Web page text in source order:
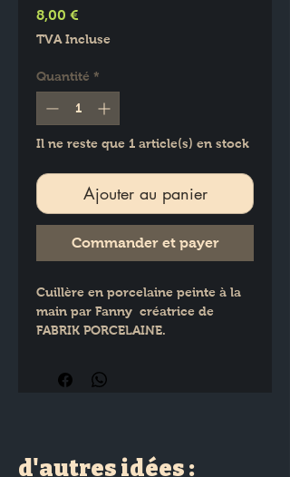
8,00 €
TVA Incluse
Quantité *
Il ne reste que 1 article(s) en stock
Ajouter au panier
Commander et payer
Cuillère en porcelaine peinte à la
main par Fanny  créatrice de
FABRIK PORCELAINE.
d'autres idées :